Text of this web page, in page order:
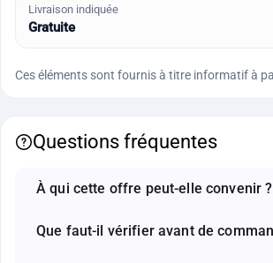
Livraison indiquée
Gratuite
Ces éléments sont fournis à titre informatif à
Questions fréquentes
À qui cette offre peut-elle convenir ?
Que faut-il vérifier avant de